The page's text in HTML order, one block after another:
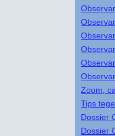
Zoom,
Tips
Dossier
Dossier